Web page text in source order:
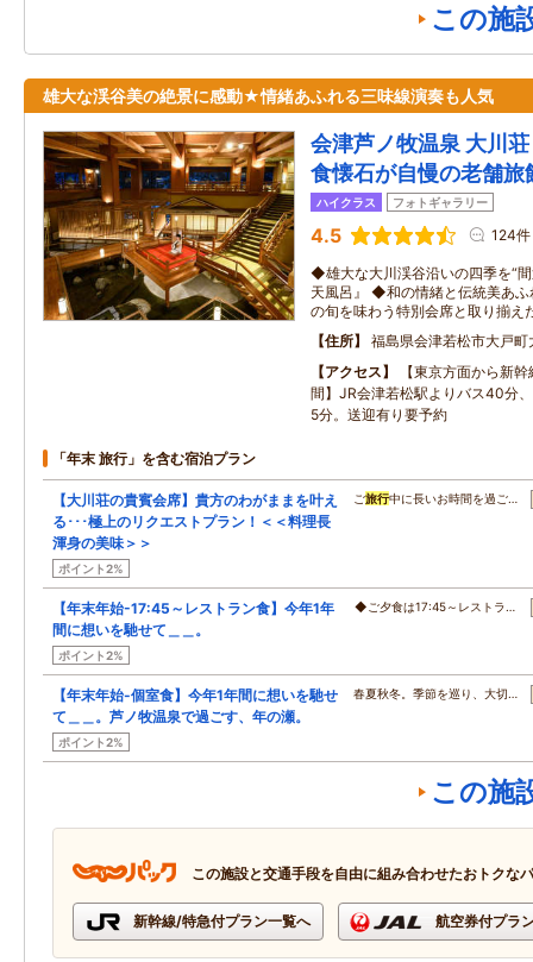
この施
雄大な渓谷美の絶景に感動★情緒あふれる三味線演奏も人気
会津芦ノ牧温泉 大川
食懐石が自慢の老舗旅
ハイクラス フォトギャラリー
4.5 124件
◆雄大な大川渓谷沿いの四季を“
天風呂』 ◆和の情緒と伝統美あ
の旬を味わう特別会席と取り揃え
住所
福島県会津若松市大戸
アクセス
【東京方面から新
間】JR会津若松駅よりバス40分
5分。送迎有り要予約
「年末 旅行」を含む宿泊プラン
【大川荘の貴賓会席】貴方のわがままを叶え
る･･･極上のリクエストプラン！＜＜料理長
渾身の美味＞＞
ポイント2%
ご旅行中に長いお時間を過ご…
【年末年始-17:45～レストラン食】今年1年
間に想いを馳せて＿＿。
ポイント2%
◆ご夕食は17:45～レストラ…
【年末年始-個室食】今年1年間に想いを馳せ
て＿＿。芦ノ牧温泉で過ごす、年の瀬。
ポイント2%
春夏秋冬。季節を巡り、大切…
この施
この施設と交通手段を自由に組み合わせたおトクな
新幹線/特急付プラン一覧へ 航空券付プラ